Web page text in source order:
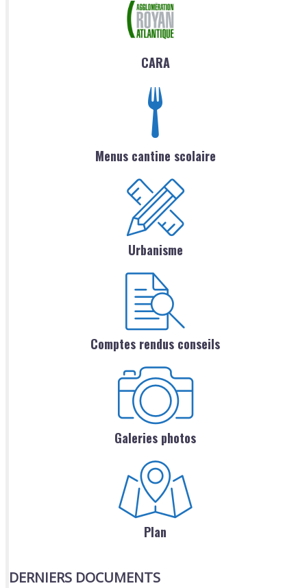
CARA
Menus cantine scolaire
Urbanisme
Comptes rendus conseils
Galeries photos
Plan
DERNIERS DOCUMENTS